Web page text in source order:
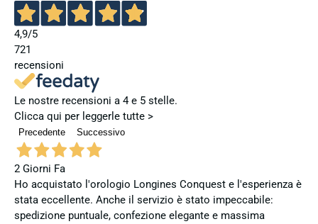
4,9/5
721
recensioni
Le nostre recensioni a 4 e 5 stelle.
Clicca qui per leggerle tutte >
Precedente Successivo
2 Giorni Fa
Ho acquistato l'orologio Longines Conquest e l'esperienza è
stata eccellente. Anche il servizio è stato impeccabile:
spedizione puntuale, confezione elegante e massima